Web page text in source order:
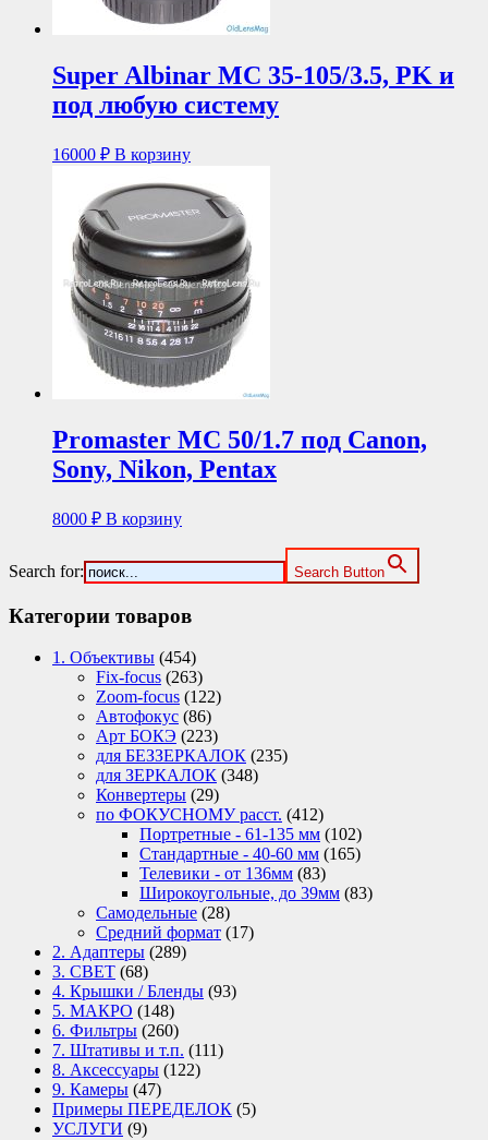
Super Albinar MC 35-105/3.5, PK и
под любую систему
16000 ₽ В корзину
Promaster MC 50/1.7 под Canon,
Sony, Nikon, Pentax
8000 ₽ В корзину
Search for: Search Button
Категории товаров
1. Объективы (454)
Fix-focus (263)
Zoom-focus (122)
Автофокус (86)
Арт БОКЭ (223)
для БЕЗЗЕРКАЛОК (235)
для ЗЕРКАЛОК (348)
Конвертеры (29)
по ФОКУСНОМУ расст. (412)
Портретные - 61-135 мм (102)
Стандартные - 40-60 мм (165)
Телевики - от 136мм (83)
Широкоугольные, до 39мм (83)
Самодельные (28)
Средний формат (17)
2. Адаптеры (289)
3. СВЕТ (68)
4. Крышки / Бленды (93)
5. МАКРО (148)
6. Фильтры (260)
7. Штативы и т.п. (111)
8. Аксессуары (122)
9. Камеры (47)
Примеры ПЕРЕДЕЛОК (5)
УСЛУГИ (9)